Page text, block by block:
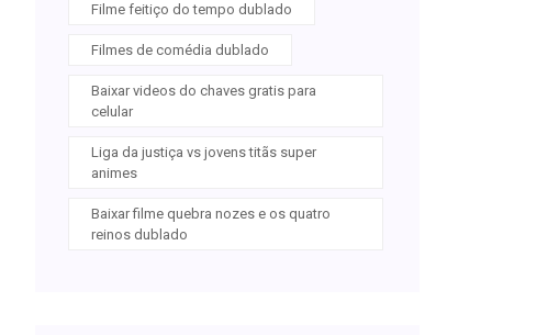
Filme feitiço do tempo dublado
Filmes de comédia dublado
Baixar videos do chaves gratis para
celular
Liga da justiça vs jovens titãs super
animes
Baixar filme quebra nozes e os quatro
reinos dublado